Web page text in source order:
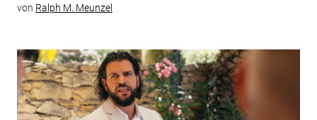
von Ralph M. Meunzel